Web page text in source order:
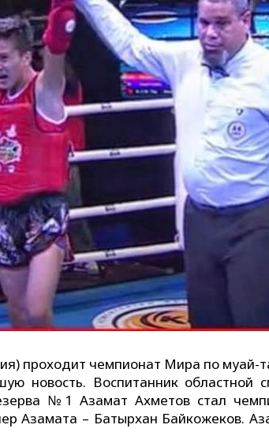
проходит чемпионат Мира по муай-
новость. Воспитанник областной
№1 Азамат Ахметов стал
Азамата – Батырхан Байкожеков.